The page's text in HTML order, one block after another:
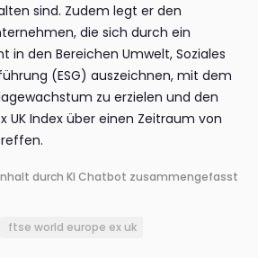
sind. Zudem legt er den
die sich durch ein
in den Bereichen Umwelt, Soziales
(ESG) auszeichnen, mit dem
zu erzielen und den
UK Index über einen Zeitraum von
durch KI Chatbot zusammengefasst
ftse world europe ex uk